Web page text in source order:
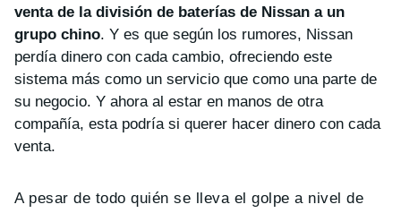
venta de la división de baterías de Nissan a un
grupo chino. Y es que según los rumores, Nissan
perdía dinero con cada cambio, ofreciendo este
sistema más como un servicio que como una parte de
su negocio. Y ahora al estar en manos de otra
compañía, esta podría si querer hacer dinero con cada
venta.
A pesar de todo quién se lleva el golpe a nivel de